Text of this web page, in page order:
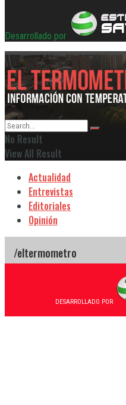
Desarrollado por
No Result
View All Result
Actualidad
Entrevistas
Editoriales
Opinión
DESARROLLADO POR